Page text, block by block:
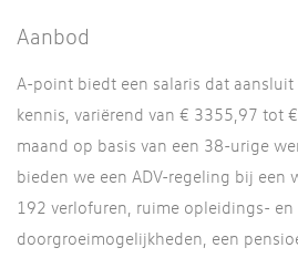
Aanbod
A-point biedt een salaris dat
kennis, variërend van € 3355,97 tot
maand op basis van een 38-urige
bieden we een ADV-regeling bij een
192 verlofuren, ruime opleidings- en
doorgroeimogelijkheden, een